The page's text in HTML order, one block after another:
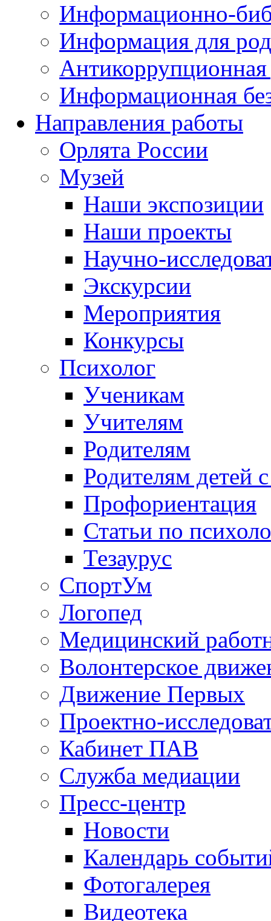
Информационно-
Информация для
Антикоррупционная
Информационная
Направления работы
Орлята России
Музей
Наши экспозиции
Наши проекты
Научно-
Экскурсии
Мероприятия
Конкурсы
Психолог
Ученикам
Учителям
Родителям
Родителям детей
Профориентация
Статьи по
Тезаурус
СпортУм
Логопед
Медицинский
Волонтерское
Движение Первых
Проектно-
Кабинет ПАВ
Служба медиации
Пресс-центр
Новости
Календарь
Фотогалерея
Видеотека